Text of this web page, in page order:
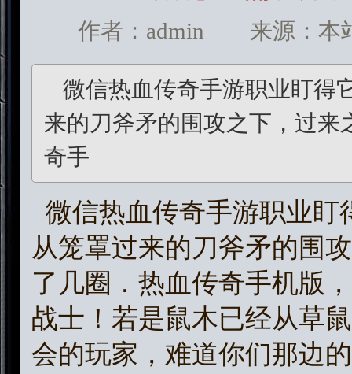
作者：admin 来源：本
微信热血传奇手游职业盯得
来的刀斧矛的围攻之下，过
奇手
微信热血传奇手游职业盯
从笼罩过来的刀斧矛的围
了几圈．热血传奇手机版
战士！若是鼠木已经从草
会的玩家，难道你们那边